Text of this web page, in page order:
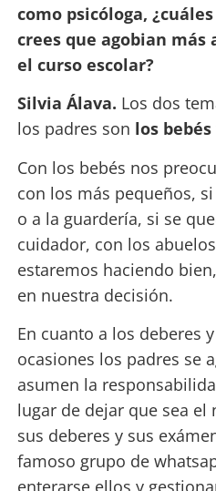
como psicóloga,
crees que agobian más
el curso escolar?
Silvia Álava. Los dos
los padres son los
Con los bebés nos
con los más pequeños,
o a la guardería, si se
cuidador, con los
estaremos haciendo
en nuestra decisión.
En cuanto a los deberes
ocasiones los padres se
asumen la
lugar de dejar que sea
sus deberes y sus
famoso grupo de
enterarse ellos y